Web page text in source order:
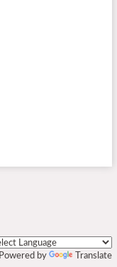
Powered by Translate